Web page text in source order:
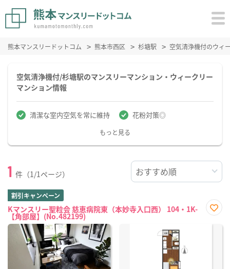
熊本マンスリードットコム 熊本市西区 杉塘駅 空気清浄機付のウィ
空気清浄機付/杉塘駅のマンスリーマンション・ウィークリー
マンション情報
清潔な室内空気を常に維持 花粉対策◎
もっと見る
1 件（1/1ページ）
割引キャンペーン
Kマンスリー聖粒会 慈恵病院東（本妙寺入口西） 104・1K-
【角部屋】(No.482199)
に入